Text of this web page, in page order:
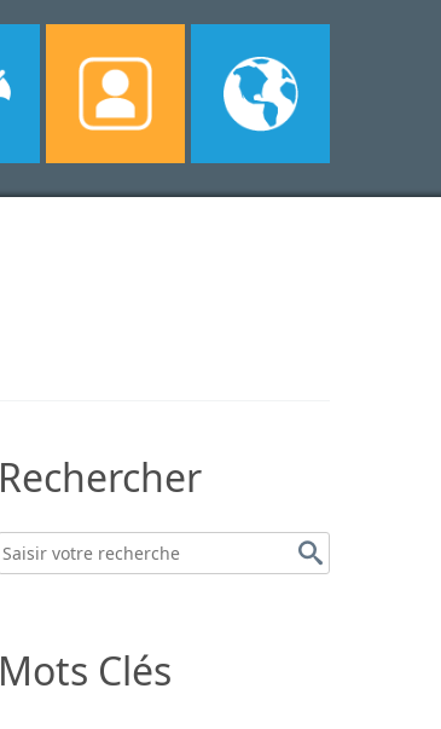
Rechercher
Mots Clés